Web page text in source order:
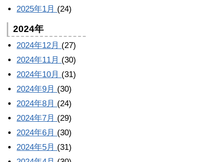
2025年1月 (24)
2024年
2024年12月 (27)
2024年11月 (30)
2024年10月 (31)
2024年9月 (30)
2024年8月 (24)
2024年7月 (29)
2024年6月 (30)
2024年5月 (31)